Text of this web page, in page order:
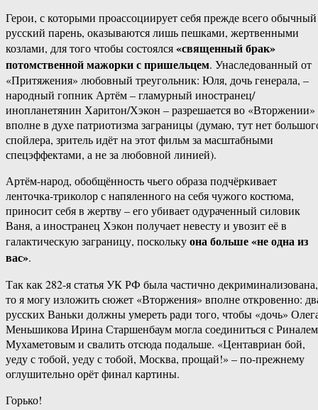
Герои, с которыми проассоциирует себя прежде всего обычный
русский парень, оказываются лишь пешками, жертвенными
козлами, для того чтобы состоялся«священный брак»
потомственной мажорки с пришельцем. Унаследованный от
«Притяжения» любовный треугольник: Юля, дочь генерала, –
народный гопник Артём – гламурный иностранец/
инопланетянин Харитон/Хэкон – разрешается во «Вторжении»
вполне в духе патриотизма заграницы (думаю, тут нет
спойлера, зритель идёт на этот фильм за масштабными
спецэффектами, а не за любовной линией).
Артём-народ, обобщённость чьего образа подчёркивает
ленточка-триколор с напяленного на себя чужого костюма,
приносит себя в жертву – его убивает одураченный силовик
Ваня, а иностранец Хэкон получает невесту и увозит её в
галактическую заграницу, посколькуона больше «не одна из
вас».
Так как 282-я статья УК РФ была частично декриминализована,
то я могу изложить сюжет «Вторжения» вполне откровенно:
русских Ваньки должны умереть ради того, чтобы «дочь»
Меньшикова Ирина Старшенбаум могла соединиться с Риналем
Мухаметовым и свалить отсюда подальше. «Центавриан бой,
уеду с тобой, уеду с тобой, Москва, прощай!» – по-прежнему
оглушительно орёт финал картины.
Горько!